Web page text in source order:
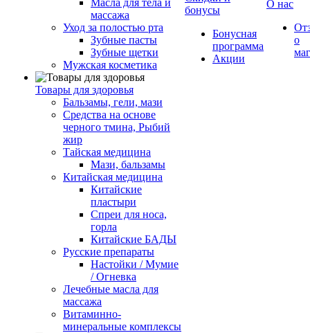
Масла для тела и
массажа
Уход за полостью рта
Зубные пасты
Зубные щетки
Мужская косметика
Товары для здоровья
Бальзамы, гели, мази
Средства на основе
черного тмина, Рыбий
жир
Тайская медицина
Мази, бальзамы
Китайская медицина
Китайские
пластыри
Спреи для носа,
горла
Китайские БАДЫ
Русские препараты
Настойки / Мумие
/ Огневка
Лечебные масла для
массажа
Витаминно-
минеральные комплексы
бонусы
Бонусная
программа
Акции
О нас
о